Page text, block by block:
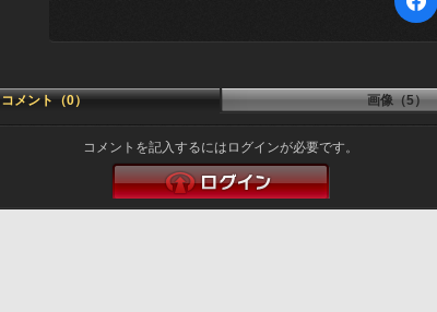
コメント（0） 画像（5）
コメントを記入するにはログインが必要です。